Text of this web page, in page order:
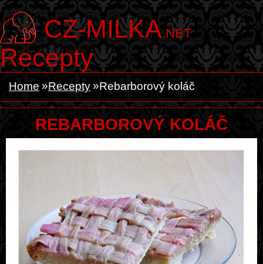
CZ-MILKA.NET
Recepty
Home Recepty Rebarborový koláč
REBARBOROVÝ KOLÁČ